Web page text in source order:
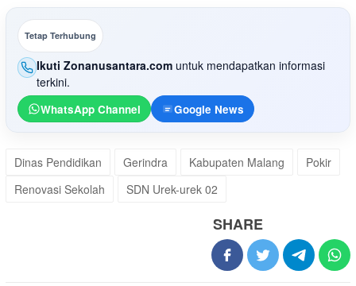
Tetap Terhubung
Ikuti Zonanusantara.com untuk mendapatkan informasi
terkini.
WhatsApp Channel Google News
Dinas Pendidikan Gerindra Kabupaten Malang
Pokir
Renovasi Sekolah
SDN Urek-urek 02
SHARE